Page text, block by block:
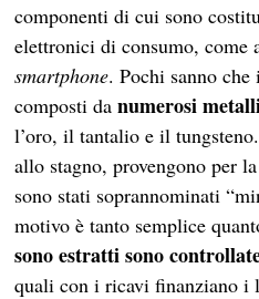
componenti di cui sono
elettronici di consumo, come
smartphone. Pochi sanno
composti danumerosi
l’oro, il tantalio e il
allo stagno, provengono per
sono stati soprannominati
motivo è tanto semplice
sono estratti sono
quali con i ricavi finanziano i